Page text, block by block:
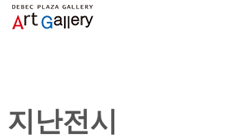
지난전시